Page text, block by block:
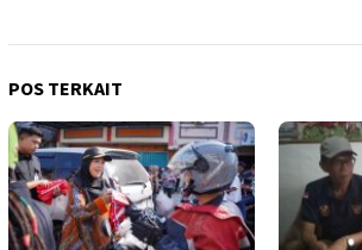
POS TERKAIT